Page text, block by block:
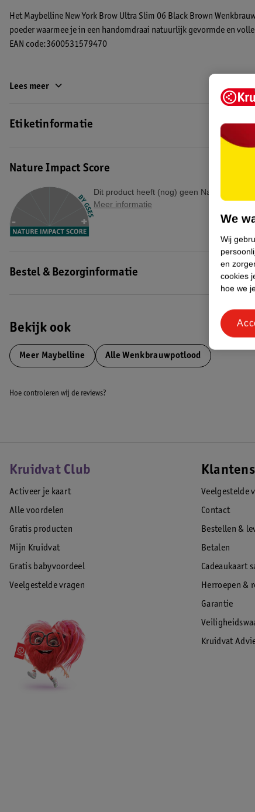
Het Maybelline New York Brow Ultra Slim 06 Black Brown
poeder waarmee je in een handomdraai natuurlijk gevormde en
EAN code:3600531579470
Lees meer
Etiketinformatie
Nature Impact Score
Dit product heeft (nog) geen Nature
Meer informatie
Bestel & Bezorginformatie
Bekijk ook
Meer Maybelline Alle Wenkbrauwpotlood
Hoe controleren wij de reviews?
Kruidvat Club
Activeer je kaart
Alle voordelen
Gratis producten
Mijn Kruidvat
Gratis babyvoordeel
Veelgestelde vragen
Veelgestelde
Contact
Bestellen &
Betalen
Cadeaukaart
Herroepen &
Garantie
Kruidvat
We
Wij
en
cookies
hoe we